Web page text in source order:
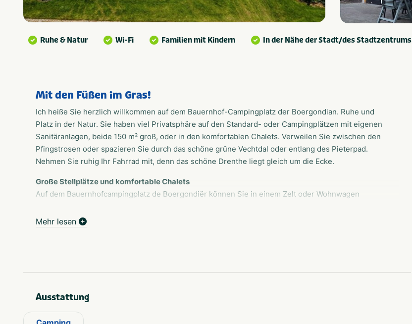
Ruhe & Natur Wi-Fi Familien mit Kindern In der Nähe der Stadt/des Stadtzentrums
Mit den Füßen im Gras!
Ich heiße Sie herzlich willkommen auf dem Bauernhof-Campingplatz der Boergondian. Ruhe und
Platz in der Natur. Sie haben viel Privatsphäre auf den Standard- oder Campingplätzen mit eigenen
Sanitäranlagen, beide 150 m² groß, oder in den komfortablen Chalets. Verweilen Sie zwischen den
Pfingstrosen oder spazieren Sie durch das schöne grüne Vechtdal oder entlang des Pieterpad.
Nehmen Sie ruhig Ihr Fahrrad mit, denn das schöne Drenthe liegt gleich um die Ecke.
Große Stellplätze und komfortable Chalets
Auf dem Bauernhofcampingplatz de Boergondiër können Sie in einem Zelt oder Wohnwagen
Möglichkeit der Hämodialyse für Dialysepatienten aus der gesamten Ferienregion Hardenberg,
Sanitäranlagen installiert. Fahrräder können im ehemaligen Stall abgestellt und aufgeladen werden.
Neben den großzügigen Stellplätzen von 180 m², auf denen Sie Ihr Auto problemlos neben Ihrem
Mehr lesen
Ausstattung